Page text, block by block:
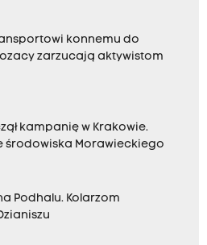
konnemu do
zarzucają aktywistom
kampanię w Krakowie.
środowiska Morawieckiego
Podhalu. Kolarzom